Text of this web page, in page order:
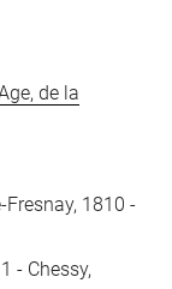
de la
1810 -
- Chessy,